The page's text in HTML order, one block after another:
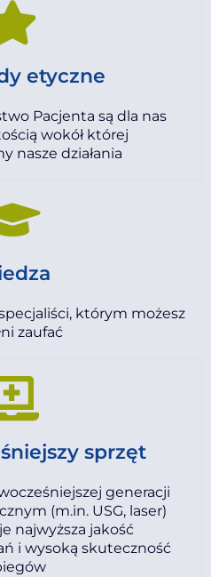
etyczne
Pacjenta są dla nas
wokół której
nasze działania
którym możesz
zaufać
sprzęt
generacji
(m.in. USG, laser)
najwyższa jakość
i wysoką skuteczność